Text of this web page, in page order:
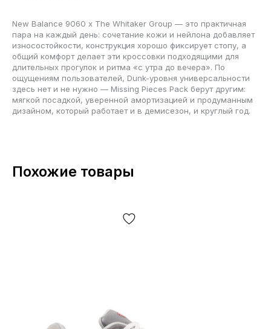
New Balance 9060 x The Whitaker Group — это практичная
пара на каждый день: сочетание кожи и нейлона добавляет
износостойкости, конструкция хорошо фиксирует стопу, а
общий комфорт делает эти кроссовки подходящими для
длительных прогулок и ритма «с утра до вечера». По
ощущениям пользователей, Dunk-уровня универсальности
здесь нет и не нужно — Missing Pieces Pack берут другим:
мягкой посадкой, уверенной амортизацией и продуманным
дизайном, который работает и в демисезон, и круглый год.
Похожие товары